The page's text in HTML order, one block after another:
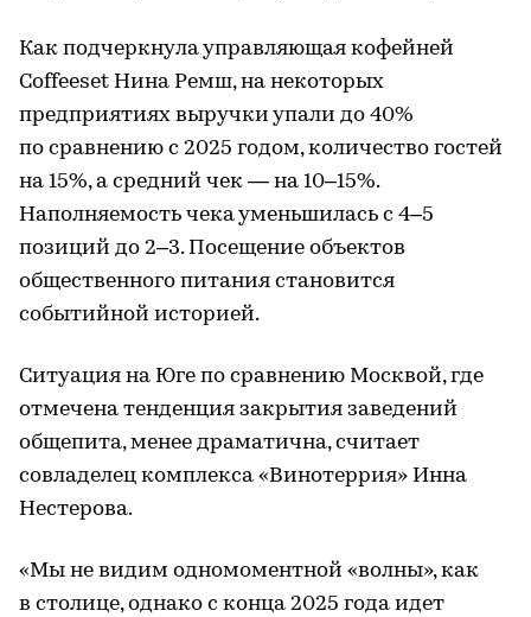
Как подчеркнула управляющая кофейней
Coffeeset Нина Ремш, на некоторых
предприятиях выручки упали до 40%
по сравнению с 2025 годом, количество гостей
на 15%, а средний чек — на 10–15%.
Наполняемость чека уменьшилась с 4–5
позиций до 2–3. Посещение объектов
общественного питания становится
событийной историей.
Ситуация на Юге по сравнению Москвой, где
отмечена тенденция закрытия заведений
общепита, менее драматична, считает
совладелец комплекса «Винотеррия» Инна
Нестерова.
«Мы не видим одномоментной «волны», как
в столице, однако с конца 2025 года идет